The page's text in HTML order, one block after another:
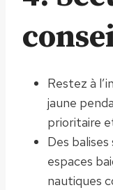
Restez à
jaune
prioritaire
Des
espaces
nautiques